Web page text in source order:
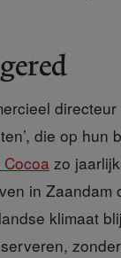
die op hun
zo
in Zaandam
klimaat